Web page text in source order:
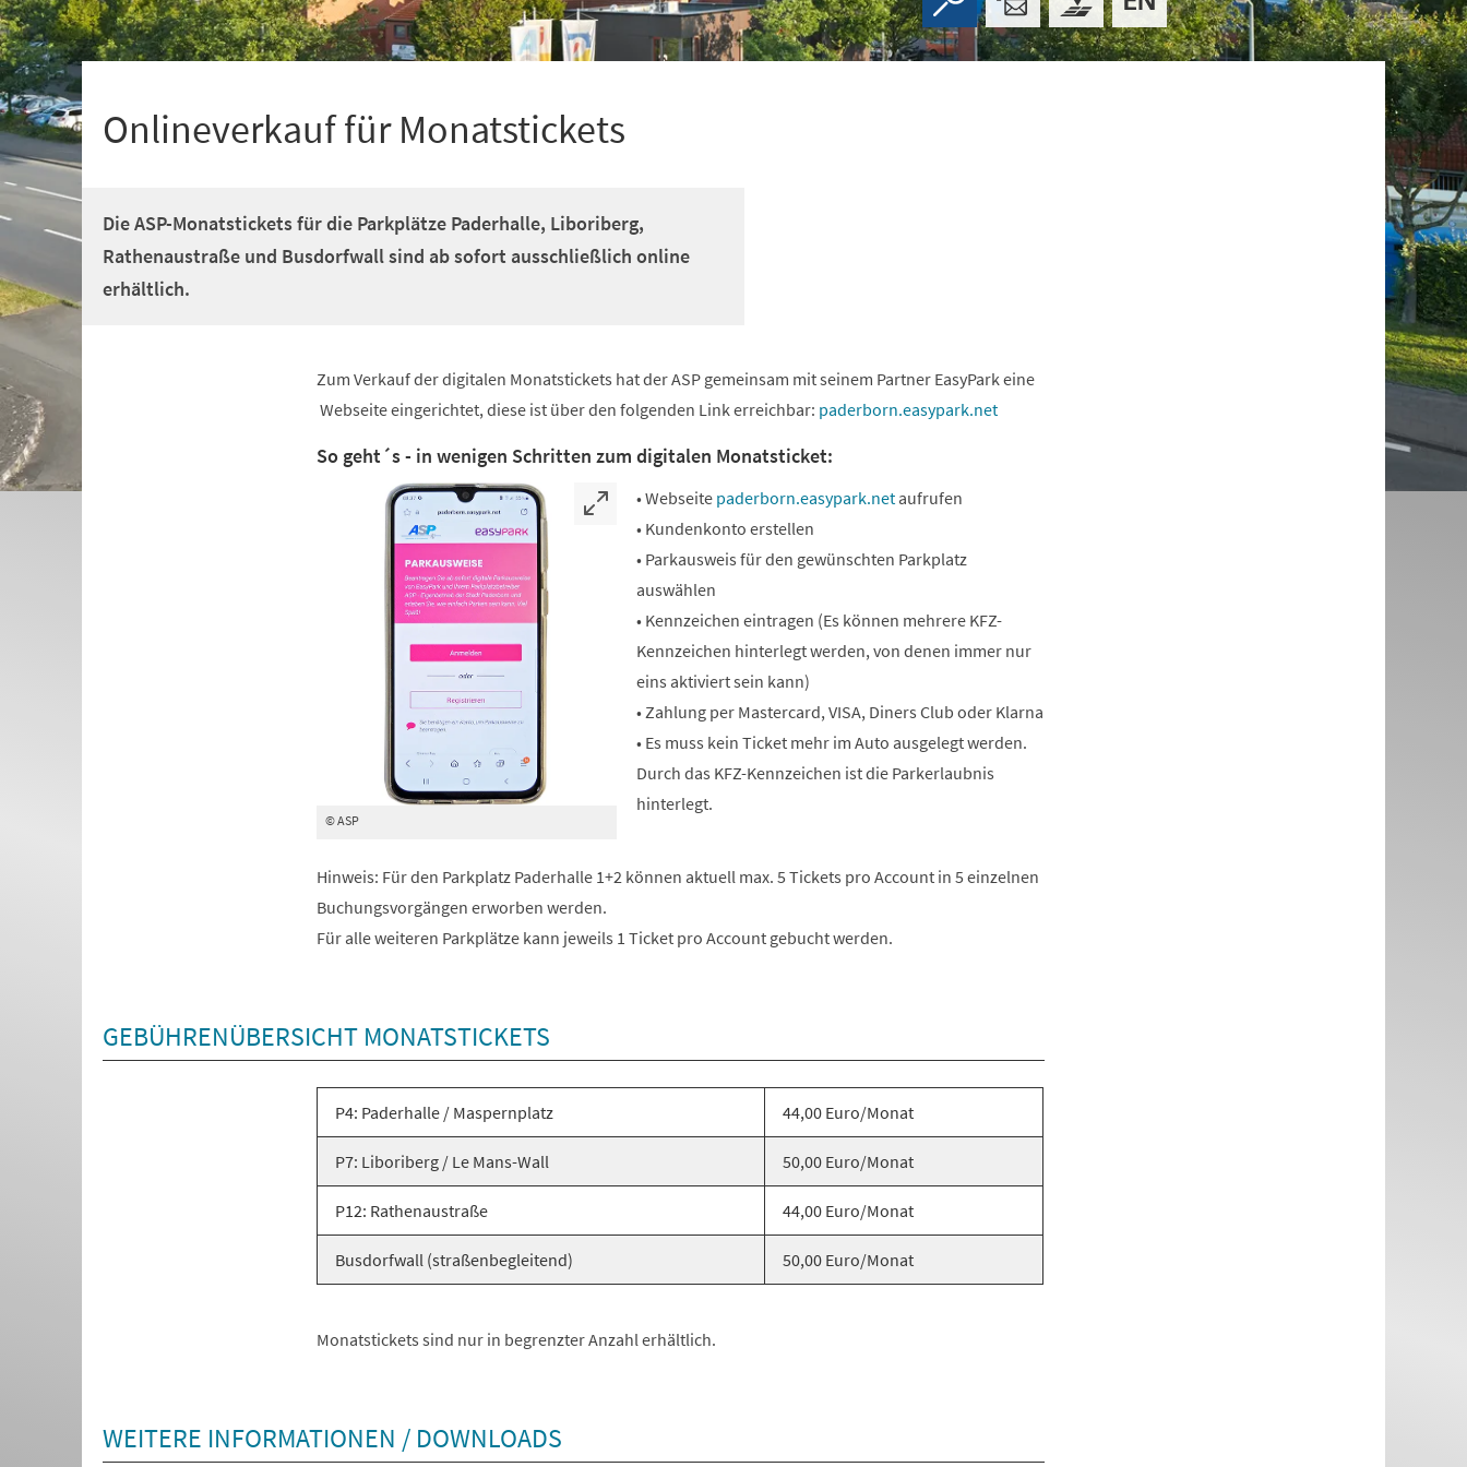
+
1
Onlineverkauf für Monatstickets
Die ASP-Monatstickets für die Parkplätze Paderhalle, Liboriberg,
Rathenaustraße und Busdorfwall sind ab sofort ausschließlich online
erhältlich.
Zum Verkauf der digitalen Monatstickets hat der ASP gemeinsam mit seinem Partner EasyPark eine
Webseite eingerichtet, diese ist über den folgenden Link erreichbar: paderborn.easypark.net
So geht´s - in wenigen Schritten zum digitalen Monatsticket:
© ASP
• Webseite paderborn.easypark.net aufrufen
• Kundenkonto erstellen
• Parkausweis für den gewünschten Parkplatz
auswählen
• Kennzeichen eintragen (Es können mehrere KFZ-
Kennzeichen hinterlegt werden, von denen immer nur
eins aktiviert sein kann)
• Zahlung per Mastercard, VISA, Diners Club oder Klarna
• Es muss kein Ticket mehr im Auto ausgelegt werden.
Durch das KFZ-Kennzeichen ist die Parkerlaubnis
hinterlegt.
Hinweis: Für den Parkplatz Paderhalle 1+2 können aktuell max. 5 Tickets pro Account in 5 einzelnen
Buchungsvorgängen erworben werden.
Für alle weiteren Parkplätze kann jeweils 1 Ticket pro Account gebucht werden.
GEBÜHRENÜBERSICHT MONATSTICKETS
P4: Paderhalle / Maspernplatz 44,00 Euro/Monat
P7: Liboriberg / Le Mans-Wall 50,00 Euro/Monat
P12: Rathenaustraße 44,00 Euro/Monat
Busdorfwall (straßenbegleitend) 50,00 Euro/Monat
Monatstickets sind nur in begrenzter Anzahl erhältlich.
WEITERE INFORMATIONEN / DOWNLOADS